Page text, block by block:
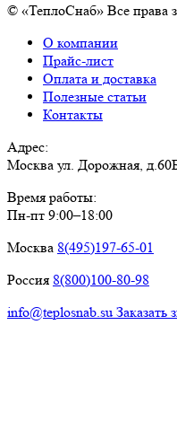
© «ТеплоСнаб» Все права
О компании
Прайс-лист
Оплата и доставка
Полезные статьи
Контакты
Адрес:
Москва ул. Дорожная,
Время работы:
Пн-пт 9:00–18:00
Москва 8(495)197-65-01
Россия 8(800)100-80-98
info@teplosnab.su Заказать